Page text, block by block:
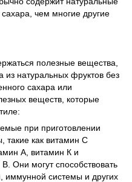
чем многие другие
полезные вещества,
из натуральных фруктов без
сахара или
веществ, которые
при приготовлении
такие как витамин C
А, витамин К и
Они могут способствовать
иммунной системы и других